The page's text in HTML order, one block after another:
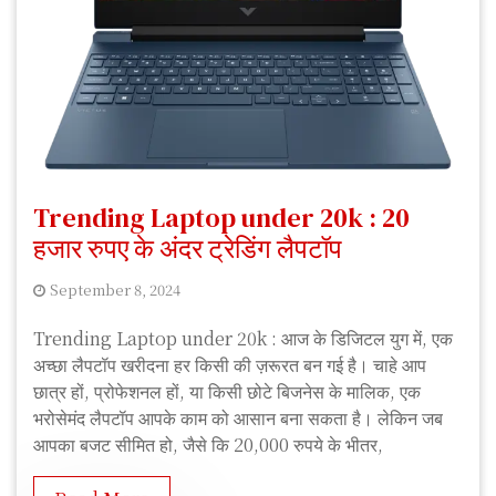
Trending Laptop under 20k : 20
हजार रुपए के अंदर ट्रेडिंग लैपटॉप
September 8, 2024
n
k
i
t
K
Trending Laptop under 20k : आज के डिजिटल युग में, एक
अच्छा लैपटॉप खरीदना हर किसी की ज़रूरत बन गई है। चाहे आप
छात्र हों, प्रोफेशनल हों, या किसी छोटे बिजनेस के मालिक, एक
भरोसेमंद लैपटॉप आपके काम को आसान बना सकता है। लेकिन जब
आपका बजट सीमित हो, जैसे कि 20,000 रुपये के भीतर,